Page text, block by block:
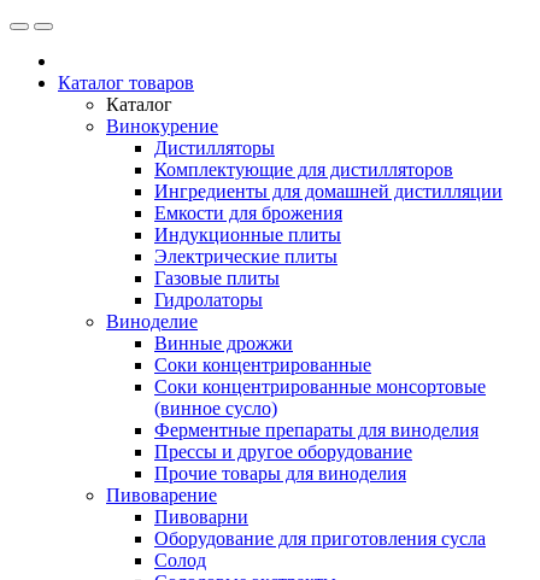
Каталог товаров
Каталог
Винокурение
Дистилляторы
Комплектующие для дистилляторов
Ингредиенты для домашней дистилляции
Емкости для брожения
Индукционные плиты
Электрические плиты
Газовые плиты
Гидролаторы
Виноделие
Винные дрожжи
Соки концентрированные
Соки концентрированные монсортовые
(винное сусло)
Ферментные препараты для виноделия
Прессы и другое оборудование
Прочие товары для виноделия
Пивоварение
Пивоварни
Оборудование для приготовления сусла
Солод